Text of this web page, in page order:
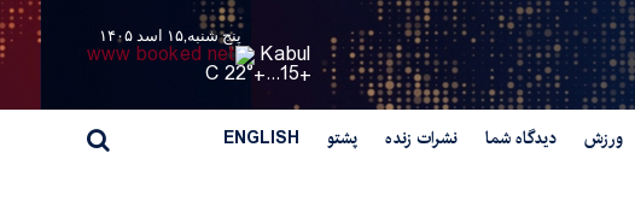
پنج شنبه,۱۵ اسد ۱۴۰۵
Kabul
+
15...
+
22° C
ورزش دیدگاه شما نشرات زنده پشتو ENGLISH